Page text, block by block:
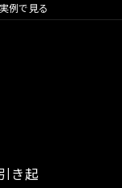
例で見る
き起